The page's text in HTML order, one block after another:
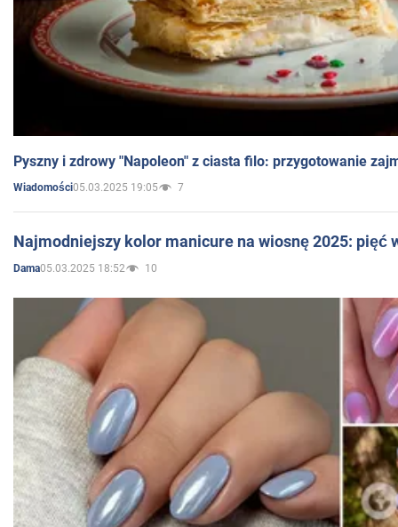
Pyszny i zdrowy "Napoleon" z ciasta filo: przygotowanie
Wiadomości05.03.2025 19:05 7
Najmodniejszy kolor manicure na wiosnę 2025: pięć
Dama05.03.2025 18:52 10